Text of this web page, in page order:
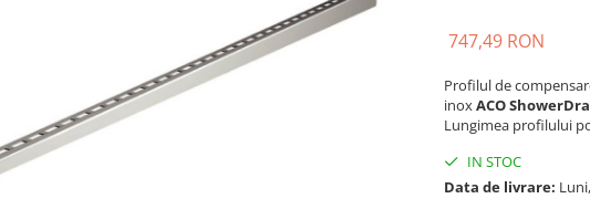
747,49 RON
Profilul de
inoxACO
Lungimea profilului
IN STOC
Data de livrare: